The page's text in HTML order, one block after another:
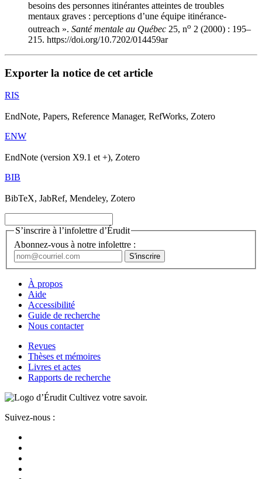
besoins des personnes itinérantes atteintes de troubles
mentaux graves : perceptions d’une équipe itinérance-
outreach ». Santé mentale au Québec 25, no 2 (2000) : 195–
215. https://doi.org/10.7202/014459ar
Exporter la notice de cet article
RIS
EndNote, Papers, Reference Manager, RefWorks, Zotero
ENW
EndNote (version X9.1 et +), Zotero
BIB
BibTeX, JabRef, Mendeley, Zotero
S’inscrire à l’infolettre d’Érudit
Abonnez-vous à notre infolettre :
À propos
Aide
Accessibilité
Guide de recherche
Nous contacter
Revues
Thèses et mémoires
Livres et actes
Rapports de recherche
Cultivez votre savoir.
Suivez-nous :